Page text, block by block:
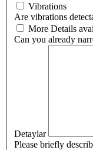
Vibrations
Are vibrations
More Details
Can you already
Detaylar
Please briefly